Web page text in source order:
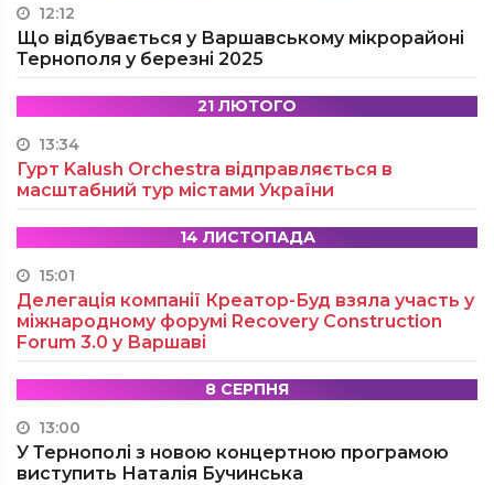
12:12
Що відбувається у Варшавському мікрорайоні
Тернополя у березні 2025
21 ЛЮТОГО
13:34
Гурт Kalush Orchestra відправляється в
масштабний тур містами України
14 ЛИСТОПАДА
15:01
Делегація компанії Креатор-Буд взяла участь у
міжнародному форумі Recovery Construction
Forum 3.0 у Варшаві
8 СЕРПНЯ
13:00
У Тернополі з новою концертною програмою
виступить Наталія Бучинська